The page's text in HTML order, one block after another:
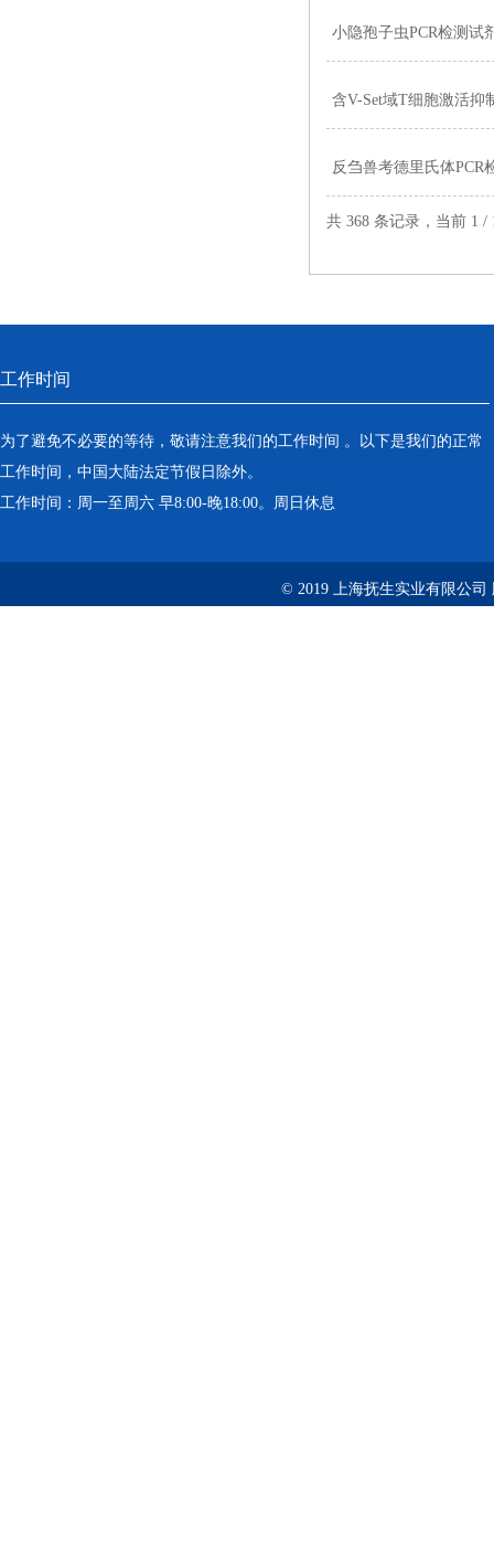
小隐孢子虫PCR检测试
含V-Set域T细胞激活抑
反刍兽考德里氏体PCR
共 368 条记录，当前
工作时间
为了避免不必要的等待，敬请注意我们的工作时间 。以下是我们的正常
工作时间，中国大陆法定节假日除外。
工作时间：周一至周六 早8:00-晚18:00。周日休息
© 2019 上海抚生实业有限公司